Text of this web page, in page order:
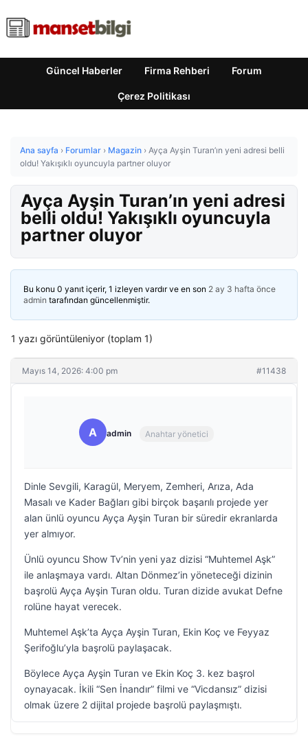
Güncel Haberler Firma Rehberi Forum
Çerez Politikası
Ana sayfa › Forumlar › Magazin › Ayça Ayşin Turan’ın yeni adresi belli
oldu! Yakışıklı oyuncuyla partner oluyor
Ayça Ayşin Turan’ın yeni adresi
belli oldu! Yakışıklı oyuncuyla
partner oluyor
Bu konu 0 yanıt içerir, 1 izleyen vardır ve en son 2 ay 3 hafta önce
admin tarafından güncellenmiştir.
1 yazı görüntüleniyor (toplam 1)
Mayıs 14, 2026: 4:00 pm #11438
A admin Anahtar yönetici
Dinle Sevgili, Karagül, Meryem, Zemheri, Arıza, Ada
Masalı ve Kader Bağları gibi birçok başarılı projede yer
alan ünlü oyuncu Ayça Ayşin Turan bir süredir ekranlarda
yer almıyor.
Ünlü oyuncu Show Tv’nin yeni yaz dizisi “Muhtemel Aşk”
ile anlaşmaya vardı. Altan Dönmez’in yöneteceği dizinin
başrolü Ayça Ayşin Turan oldu. Turan dizide avukat Defne
rolüne hayat verecek.
Muhtemel Aşk’ta Ayça Ayşin Turan, Ekin Koç ve Feyyaz
Şerifoğlu’yla başrolü paylaşacak.
Böylece Ayça Ayşin Turan ve Ekin Koç 3. kez başrol
oynayacak. İkili “Sen İnandır” filmi ve “Vicdansız” dizisi
olmak üzere 2 dijital projede başrolü paylaşmıştı.